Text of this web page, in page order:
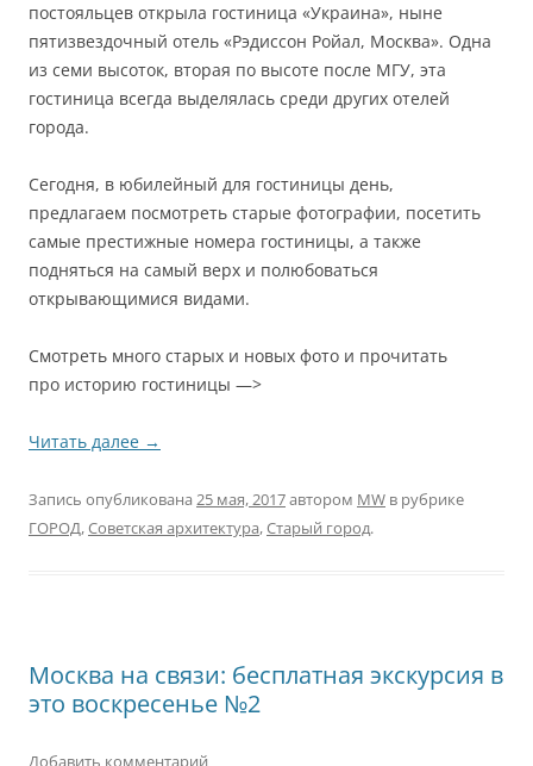
постояльцев открыла гостиница «Украина», ныне
пятизвездочный отель «Рэдиссон Ройал, Москва». Одна
из семи высоток, вторая по высоте после МГУ, эта
гостиница всегда выделялась среди других отелей
города.
Сегодня, в юбилейный для гостиницы день,
предлагаем посмотреть старые фотографии, посетить
самые престижные номера гостиницы, а также
подняться на самый верх и полюбоваться
открывающимися видами.
Смотреть много старых и новых фото и прочитать
про историю гостиницы —>
Читать далее →
Запись опубликована 25 мая, 2017автором MW в рубрике
ГОРОД,Советская архитектура,Старый город.
Москва на связи: бесплатная экскурсия в
это воскресенье №2
Добавить комментарий